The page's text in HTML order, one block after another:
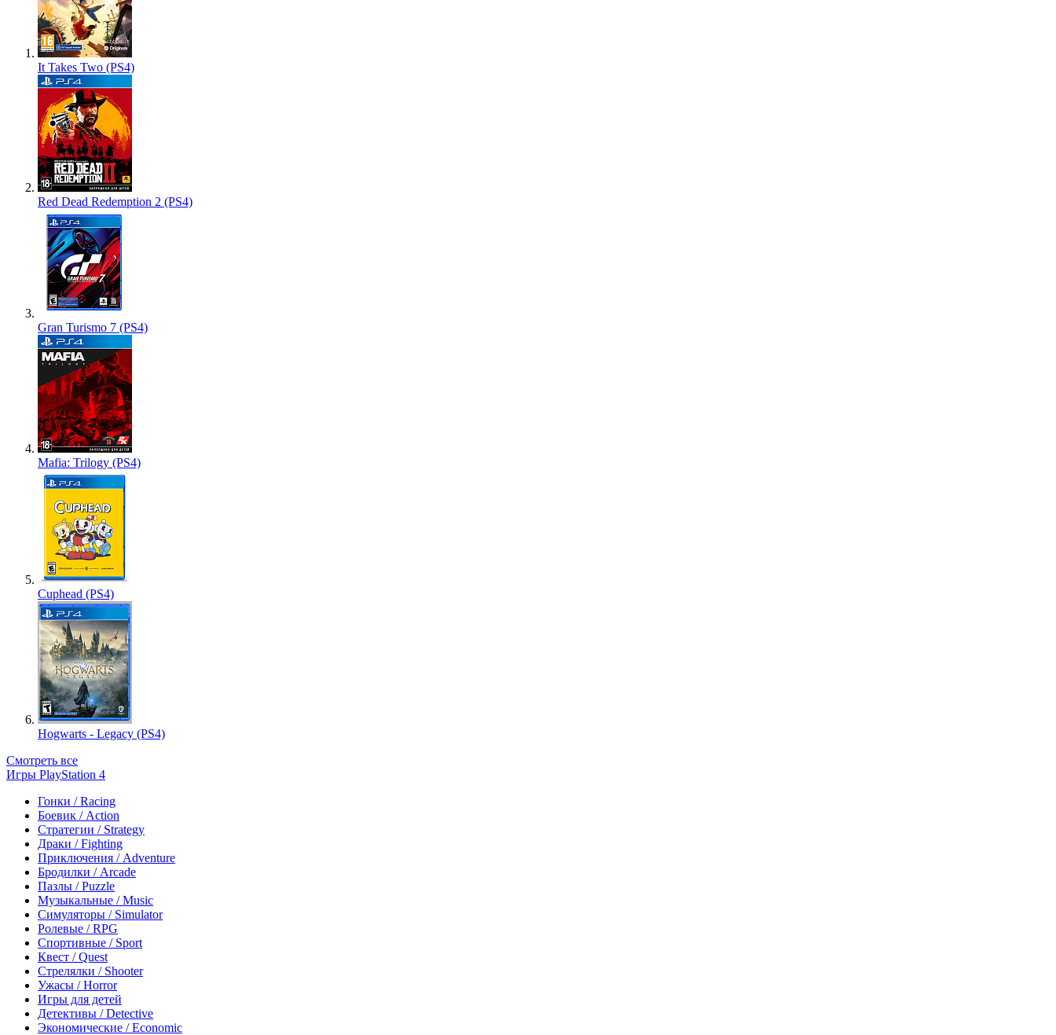
It Takes Two (PS4)
Red Dead Redemption 2 (PS4)
Gran Turismo 7 (PS4)
Mafia: Trilogy (PS4)
Cuphead (PS4)
Hogwarts - Legacy (PS4)
Смотреть все
Игры PlayStation 4
Гонки / Racing
Боевик / Action
Стратегии / Strategy
Драки / Fighting
Приключения / Adventure
Бродилки / Arcade
Пазлы / Puzzle
Музыкальные / Music
Симуляторы / Simulator
Ролевые / RPG
Спортивные / Sport
Квест / Quest
Стрелялки / Shooter
Ужасы / Horror
Игры для детей
Детективы / Detective
Экономические / Economic